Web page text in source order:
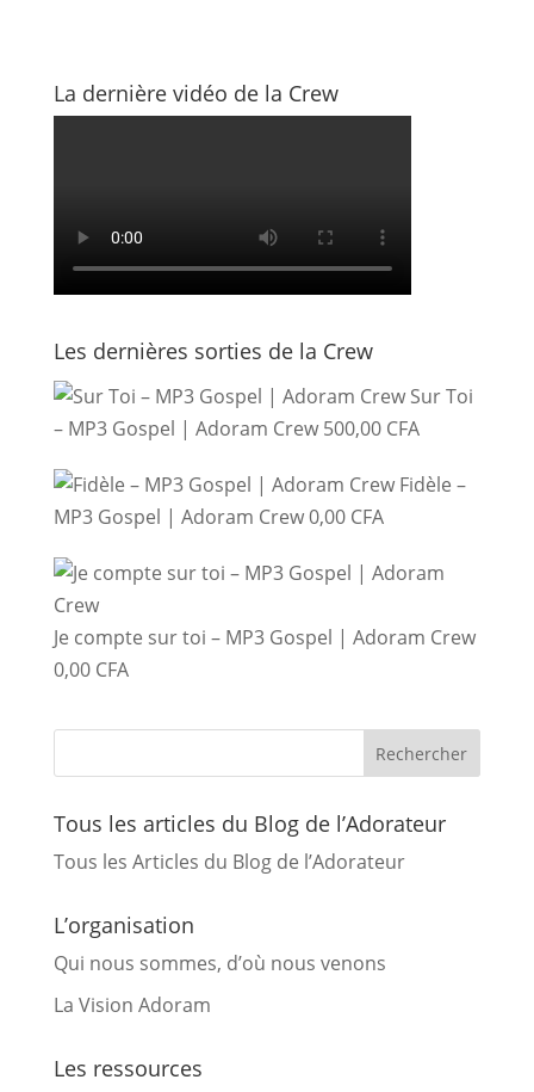
La dernière vidéo de la Crew
Les dernières sorties de la Crew
Sur Toi
– MP3 Gospel | Adoram Crew 500,00 CFA
Fidèle –
MP3 Gospel | Adoram Crew0,00 CFA
Je compte sur toi – MP3 Gospel | Adoram Crew
0,00 CFA
Tous les articles du Blog de l’Adorateur
Tous les Articles du Blog de l’Adorateur
L’organisation
Qui nous sommes, d’où nous venons
La Vision Adoram
Les ressources